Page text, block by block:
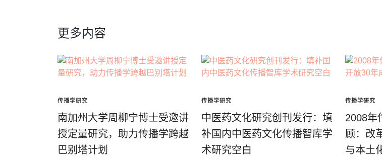
更多内容
传播学研究
南加州大学周柳宁博士受邀讲
授定量研究，助力传播学跨越
巴别塔计划
传播学研究
中医药文化研究创刊发行：填
补国内中医药文化传播智库学
术研究空白
传播学研究
2008年
顾：改
与本土